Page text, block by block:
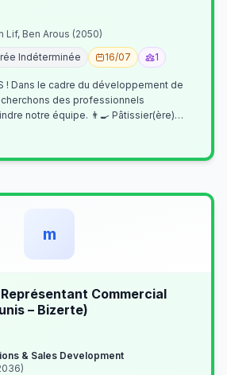
Lif, Ben Arous (2050)
Indéterminée
16/07 1
de
des professionnels
👨‍🍳 Pâtissier(ère)
m
Représentant Commercial
– Bizerte)
& Sales Development